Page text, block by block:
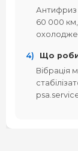
Антифриз
60 000
4)
Що
Вібрація